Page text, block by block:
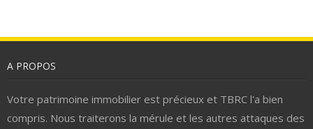
A PROPOS
Votre patrimoine immobilier est précieux et TBRC l'a bien
compris. Nous traiterons la mérule et les autres attaques des